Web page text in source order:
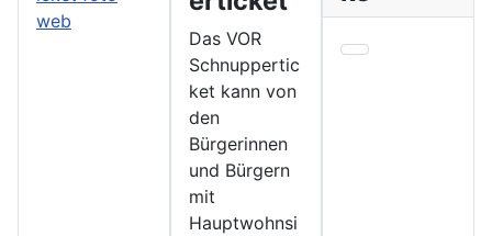
Das VOR
Schnuppertic
ket kann von
den
Bürgerinnen
und Bürgern
mit
Hauptwohnsi